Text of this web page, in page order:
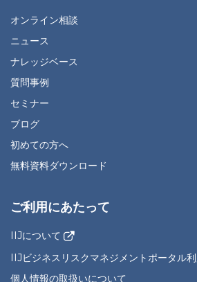
オンライン相談
ニュース
ナレッジベース
質問事例
セミナー
ブログ
初めての方へ
無料資料ダウンロード
ご利用にあたって
IIJについて
IIJビジネスリスクマネジメントポータル
個人情報の取扱いについて